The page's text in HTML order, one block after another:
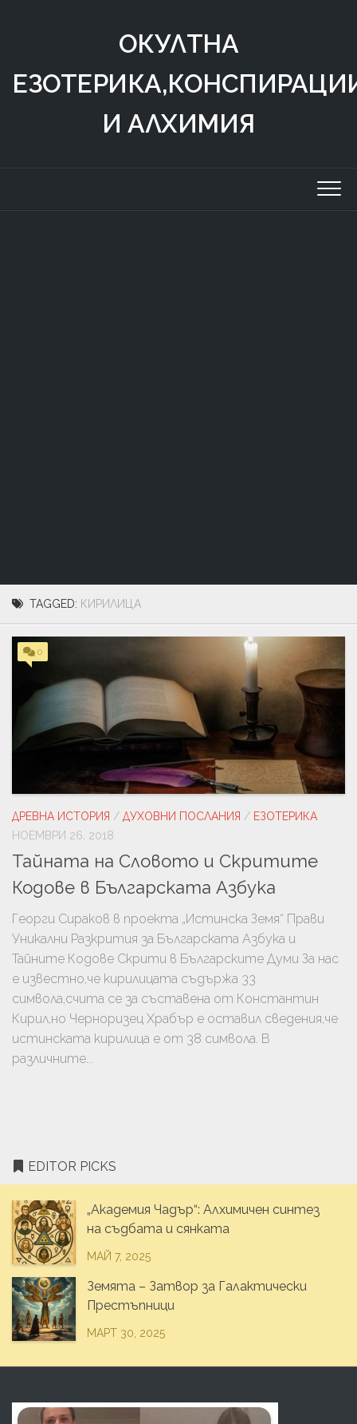
ОКУЛТНА
И АЛХИМИЯ
TAGGED: КИРИЛИЦА
0
ДРЕВНА ИСТОРИЯ / ДУХОВНИ ПОСЛАНИЯ / ЕЗОТЕРИКА
НОЕМВРИ 26, 2018
Тайната на Словото и Скритите
Кодове в Българската Азбука
Георги Сираков в проекта „Истинска Земя“ Прави
Уникални Разкрития за Българската Азбука и
Тайните Кодове Скрити в Българските Думи За нас
е известно,че кирилицата съдържа 33
символа,счита се за съставена от Константин
Кирил,но Черноризец Храбър е оставил сведения,че
истинската кирилица е от 38 символа. В
различните...
EDITOR PICKS
„Академия Чадър“: Алхимичен синтез
на съдбата и сянката
МАЙ 7, 2025
Земята – Затвор за Галактически
Престъпници
МАРТ 30, 2025